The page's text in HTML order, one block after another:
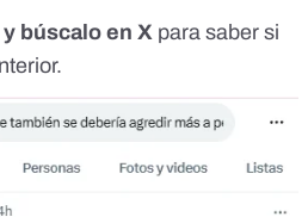
búscalo en X para saber si